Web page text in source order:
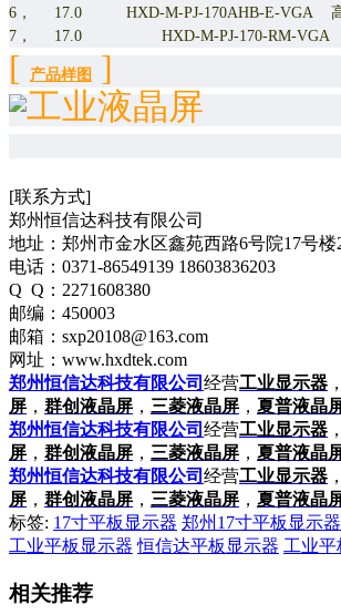
6 ， 17.0 HXD-M-PJ-170AHB-E-VGA
7 ， 17.0 HXD-M-PJ-170-RM-
[ 产品样图 ]
[联系方式]
郑州恒信达科技有限公司
地址：郑州市金水区鑫苑西路6号院17号楼
电话：0371-86549139 18603836203
Q Q：2271608380
邮编：450003
邮箱：sxp20108@163.com
网址：www.hxdtek.com
郑州恒信达科技有限公司 经营工业显示器 ，
屏 ， 群创液晶屏 ， 三菱液晶屏 ， 夏普液晶
郑州恒信达科技有限公司 经营工业显示器 ，
屏 ， 群创液晶屏 ， 三菱液晶屏 ， 夏普液晶
郑州恒信达科技有限公司 经营工业显示器 ，
屏 ， 群创液晶屏 ， 三菱液晶屏 ， 夏普液晶
标签: 17寸平板显示器 郑州17寸平板显示器
工业平板显示器 恒信达平板显示器 工业平
相关推荐